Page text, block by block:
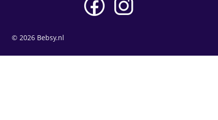
© 2026 Bebsy.nl